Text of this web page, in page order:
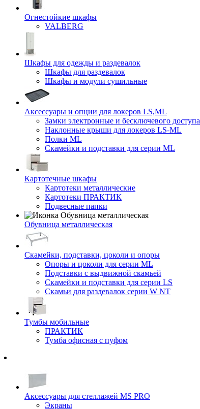
Огнестойкие шкафы
VALBERG
Шкафы для одежды и раздевалок
Шкафы для раздевалок
Шкафы и модули сушильные
Аксессуары и опции для локеров LS,ML
Замки электронные и бесключевого доступа
Наклонные крыши для локеров LS-ML
Полки ML
Скамейки и подставки для серии ML
Картотечные шкафы
Картотеки металлические
Картотеки ПРАКТИК
Подвесные папки
Обувница металлическая
Скамейки, подставки, цоколи и опоры
Опоры и цоколи для серии ML
Подставки с выдвижной скамьей
Скамейки и подставки для серии LS
Скамьи для раздевалок серии W NT
Тумбы мобильные
ПРАКТИК
Тумба офисная с пуфом
Аксессуары для стеллажей MS PRO
Экраны